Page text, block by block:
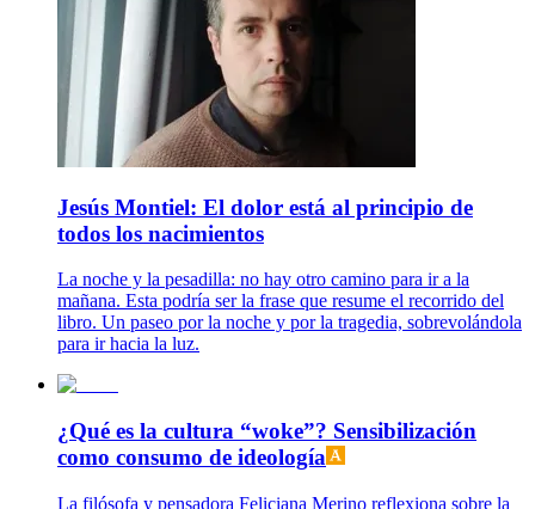
Jesús Montiel: El dolor está al principio de
todos los nacimientos
La noche y la pesadilla: no hay otro camino para ir a la
mañana. Esta podría ser la frase que resume el recorrido del
libro. Un paseo por la noche y por la tragedia, sobrevolándola
para ir hacia la luz.
¿Qué es la cultura “woke”? Sensibilización
como consumo de ideología
La filósofa y pensadora Feliciana Merino reflexiona sobre la